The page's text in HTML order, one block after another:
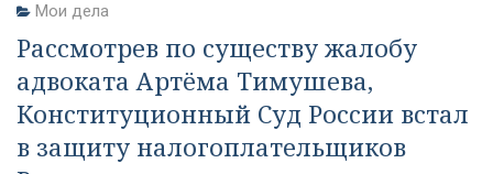
Мои дела
Рассмотрев по существу жалобу
адвоката Артёма Тимушева,
Конституционный Суд России встал
в защиту налогоплательщиков